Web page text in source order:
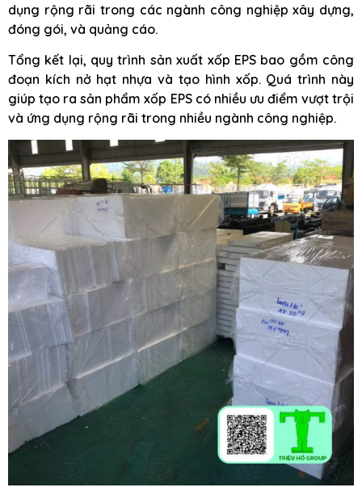
dụng rộng rãi trong các ngành công nghiệp xây dựng,
đóng gói, và quảng cáo.
Tổng kết lại, quy trình sản xuất xốp EPS bao gồm công
đoạn kích nở hạt nhựa và tạo hình xốp. Quá trình này
giúp tạo ra sản phẩm xốp EPS có nhiều ưu điểm vượt trội
và ứng dụng rộng rãi trong nhiều ngành công nghiệp.